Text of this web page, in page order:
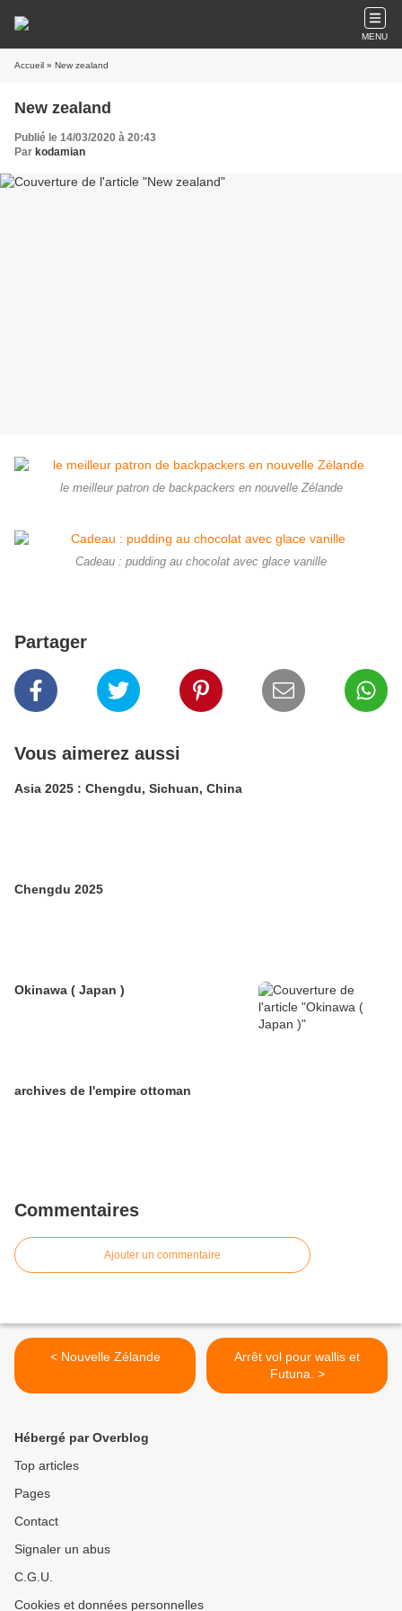
MENU
Accueil » New zealand
New zealand
Publié le 14/03/2020 à 20:43
Par kodamian
le meilleur patron de backpackers en nouvelle Zélande
Cadeau : pudding au chocolat avec glace vanille
Partager
Vous aimerez aussi
Asia 2025 : Chengdu, Sichuan, China
Chengdu 2025
Okinawa ( Japan )
archives de l'empire ottoman
Commentaires
Ajouter un commentaire
< Nouvelle Zélande
Arrêt vol pour wallis et
Futuna. >
Hébergé par Overblog
Top articles
Pages
Contact
Signaler un abus
C.G.U.
Cookies et données personnelles